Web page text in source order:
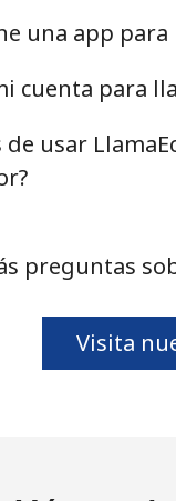
una app
cuenta para
de usar
preguntas
Visita